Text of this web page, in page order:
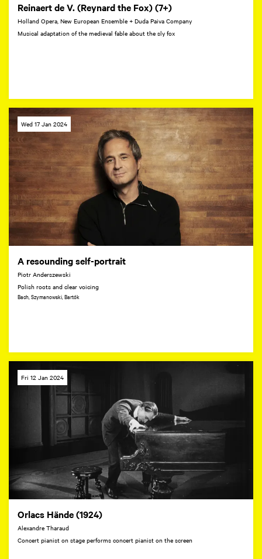
Reinaert de V. (Reynard the Fox) (7+)
Holland Opera, New European Ensemble + Duda Paiva Company
Musical adaptation of the medieval fable about the sly fox
A resounding self-portrait
Piotr Anderszewski
Polish roots and clear voicing
Bach, Szymanowski, Bartók
Wed 17 Jan 2024
Orlacs Hände (1924)
Alexandre Tharaud
Concert pianist on stage performs concert pianist on the screen
Fri 12 Jan 2024